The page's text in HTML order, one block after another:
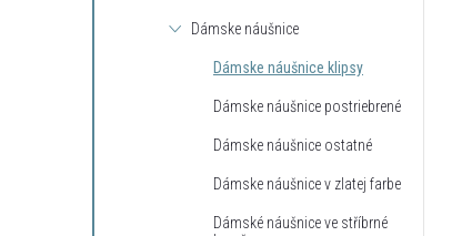
Dámske náušnice
Dámske náušnice klipsy
Dámske náušnice postriebrené
Dámske náušnice ostatné
Dámske náušnice v zlatej farbe
Dámské náušnice ve stříbrné